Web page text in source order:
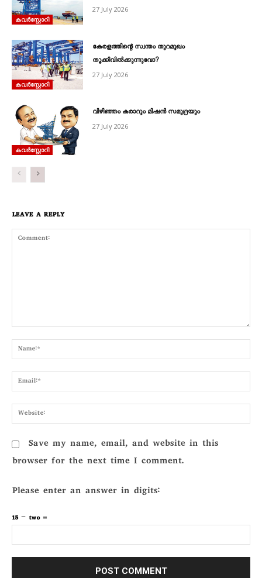
കവര്‍സ്റ്റോറി
27 July 2026
കവര്‍സ്റ്റോറി
കേരളത്തിന്റെ സ്വന്തം തുറമുഖം
തൂക്കിവിൽക്കുന്നുവോ?
27 July 2026
കവര്‍സ്റ്റോറി
വിഴിഞ്ഞം കരാറും മിഷൻ സമുദ്രയും
27 July 2026
LEAVE A REPLY
Save my name, email, and website in this
browser for the next time I comment.
Please enter an answer in digits:
15 − two =